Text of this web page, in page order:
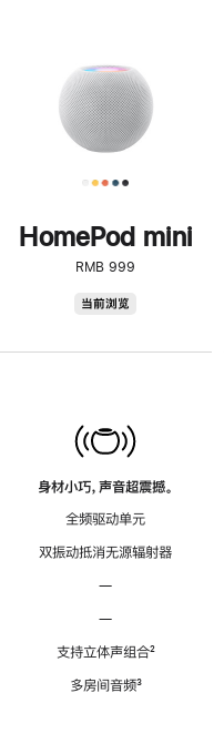
HomePod mini
RMB 999
当前浏览
身材小巧，声音超震撼。
全频驱动单元
双振动抵消无源辐射器
—
—
支持立体声组合脚
²
多房间音频脚
³